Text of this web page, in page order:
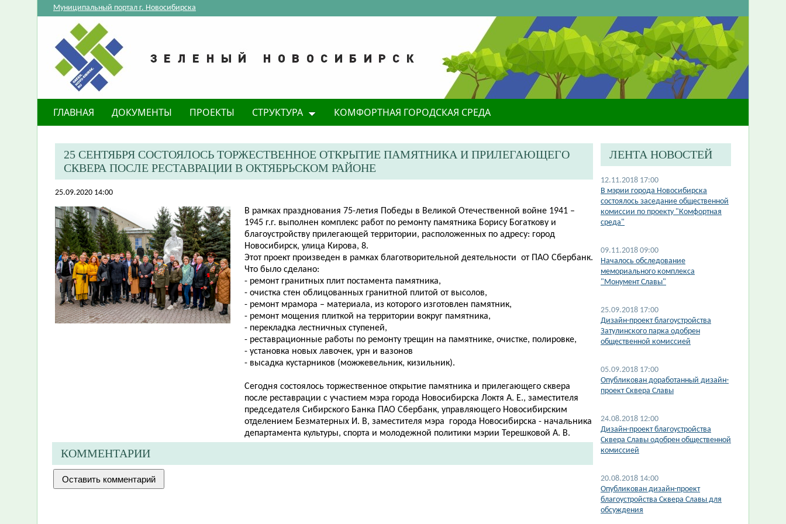
Муниципальный портал г. Новосибирска
ГЛАВНАЯ ДОКУМЕНТЫ ПРОЕКТЫ СТРУКТУРА КОМФОРТНАЯ ГОРОДСКАЯ СРЕДА
25 СЕНТЯБРЯ СОСТОЯЛОСЬ ТОРЖЕСТВЕННОЕ ОТКРЫТИЕ ПАМЯТНИКА И ПРИЛЕГАЮЩЕГО
СКВЕРА ПОСЛЕ РЕСТАВРАЦИИ В ОКТЯБРЬСКОМ РАЙОНЕ
25.09.2020 14:00
В рамках празднования 75-летия Победы в Великой Отечественной войне 1941 –
1945 г.г. выполнен комплекс работ по ремонту памятника Борису Богаткову и
благоустройству прилегающей территории, расположенных по адресу: город
Новосибирск, улица Кирова, 8.
Этот проект произведен в рамках благотворительной деятельности от ПАО Сбербанк.
Что было сделано:
- ремонт гранитных плит постамента памятника,
- очистка стен облицованных гранитной плитой от высолов,
- ремонт мрамора – материала, из которого изготовлен памятник,
- ремонт мощения плиткой на территории вокруг памятника,
- перекладка лестничных ступеней,
- реставрационные работы по ремонту трещин на памятнике, очистке, полировке,
- установка новых лавочек, урн и вазонов
- высадка кустарников (можжевельник, кизильник).
Сегодня состоялось торжественное открытие памятника и прилегающего сквера
после реставрации с участием мэра города Новосибирска Локтя А. Е., заместителя
председателя Сибирского Банка ПАО Сбербанк, управляющего Новосибирским
отделением Безматерных И. В, заместителя мэра города Новосибирска - начальника
департамента культуры, спорта и молодежной политики мэрии Терешковой А. В.
КОММЕНТАРИИ
ЛЕНТА НОВОСТЕЙ
12.11.2018 17:00
В мэрии города Новосибирска
состоялось заседание общественной
комиссии по проекту "Комфортная
среда"
09.11.2018 09:00
Началось обследование
мемориального комплекса
"Монумент Славы"
25.09.2018 17:00
Дизайн-проект благоустройства
Затулинского парка одобрен
общественной комиссией
05.09.2018 17:00
Опубликован доработанный дизайн-
проект Сквера Славы
24.08.2018 12:00
Дизайн-проект благоустройства
Сквера Славы одобрен общественной
комиссией
20.08.2018 14:00
Опубликован дизайн-проект
благоустройства Сквера Славы для
обсуждения